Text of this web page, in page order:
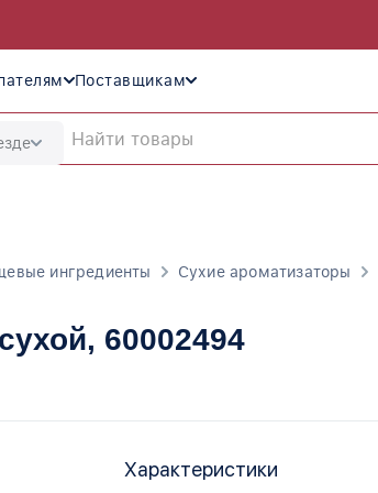
Поставщикам
ингредиенты Сухие ароматизаторы
, 60002494
Характеристики